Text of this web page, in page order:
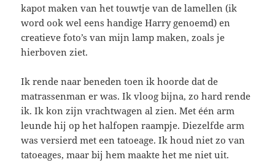
kapot maken van het touwtje van de lamellen (ik
word ook wel eens handige Harry genoemd) en
creatieve foto’s van mijn lamp maken, zoals je
hierboven ziet.
Ik rende naar beneden toen ik hoorde dat de
matrassenman er was. Ik vloog bijna, zo hard rende
ik. Ik kon zijn vrachtwagen al zien. Met één arm
leunde hij op het halfopen raampje. Diezelfde arm
was versierd met een tatoeage. Ik houd niet zo van
tatoeages, maar bij hem maakte het me niet uit.